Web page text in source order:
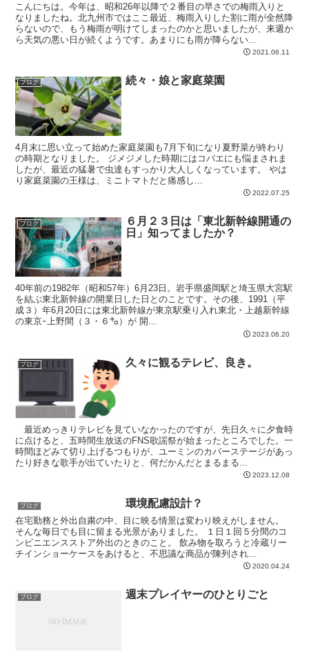
こんにちは。今年は、昭和26年以降で２番目の早さでの梅雨入りと
なりましたね。北九州市ではここ最近、梅雨入りした割に雨が全然降
らないので、もう梅雨が明けてしまったのかと思いましたが、来週か
ら天気の悪い日が続くようです。あまりにも雨が降らない...
2021.06.11
ブログ 続々・娘と家庭菜園
4月末に思い立って始めた家庭菜園も7月下旬になり夏野菜が終わり
の時期となりました。 ジメジメした時期にはコバエにも悩まされま
したが、最近の猛暑で虫達もすっかり大人しくなっています。 やは
り家庭菜園の王様は、ミニトマトだと痛感し...
2022.07.25
ブログ
６月２３日は「東北新幹線開通の
日」知ってましたか？
40年前の1982年（昭和57年）6月23日。岩手県盛岡駅と埼玉県大宮駅
を結ぶ東北新幹線の開業日した日とのことです。その後、1991（平
成３）年6月20日には東北新幹線が東京駅乗り入れ東北・上越新幹線
の東京ｰ上野間（３・６㌔）が 開...
2023.06.20
ブログ 久々に観るテレビ、良き。
最近めっきりテレビを見ていなかったのですが、先日久々に夕食時
に点けると、五時間生放送のFNS歌謡祭が始まったところでした。一
時間ほどみて切り上げるつもりが、ユーミンのカバーステージがあっ
たり好きな歌手が出ていたりと、何だかんだとまるまる...
2023.12.08
ブログ 環境配慮設計？
在宅勤務と外出自粛の中、目に映る情景は変わり映えがしません。
そんな毎日でも目に留まる光景がありました。 １日１回５分間のコ
ンビニエンスストア外出のときのこと。 飲み物を取ろうと冷蔵リー
チインショーケースをあけると、不思議な商品が陳列され...
2020.04.24
ブログ 週末プレイヤーのひとりごと